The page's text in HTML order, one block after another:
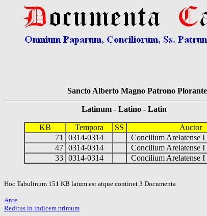
Sancto Alberto Magno Patrono
Latinum - Latino - Latin
KB Tempora SS Auctor
71
0314-0314 Concilium Arelatense I
47 0314-0314 Concilium Arelatense I
33 0314-0314 Concilium Arelatense I
Hoc Tabulinum 151 KB latum est atque continet 3 Documenta
Ante
Reditus in indicem primum